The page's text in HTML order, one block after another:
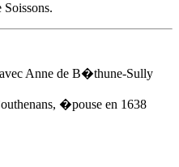
Soissons.
Anne de B�thune-Sully
�pouse en 1638